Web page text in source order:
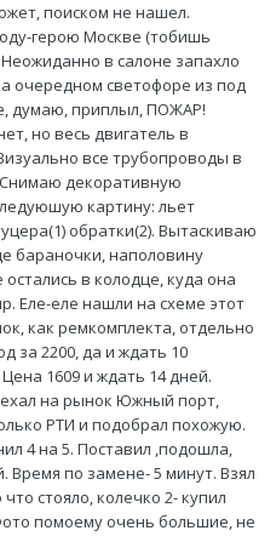
поиском не нашел.
герою Москве (тобишь
Неожиданно в салоне запахло
очередном светофоре из под
думаю, приплыл, ПОЖАР!
но весь двигатель в
все трубопроводы в
декоративную
картину: льет
обратки(2). Вытаскиваю
бараночки, наполовину
в колодце, куда она
Еле-еле нашли на схеме этот
как ремкомплекта, отдельно
за 2200, да и ждать 10
1609 и ждать 14 дней.
на рынок Южный порт,
РТИ и подобрал похожую.
4 на 5. Поставил ,подошла,
Время по замене- 5 минут. Взял
стояло, колечко 2- купил
помоему очень большие, не